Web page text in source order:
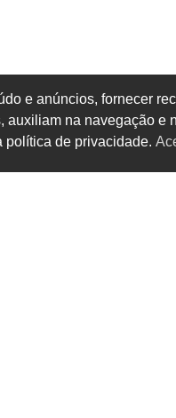
e anúncios, fornecer
na navegação
política de privacidade.